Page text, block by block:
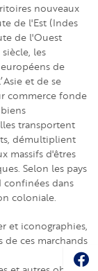
nouveaux
de l'Est (Indes
de l'Ouest
les
de
et de se
commerce fonde
transportent
démultiplient
massifs d'êtres
Selon les pays
confinées dans
coloniale.
et iconographies,
de ces marchands